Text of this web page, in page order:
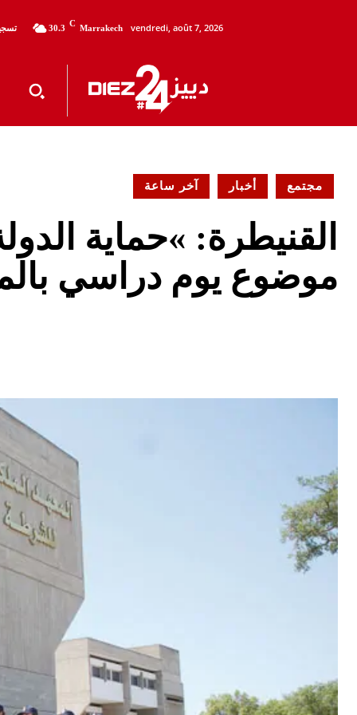
30.3 C Marrakech vendredi, août 7, 2026
آخر ساعة أخبار مجتمع
القنيطرة: »حماية
موضوع يوم دراسي